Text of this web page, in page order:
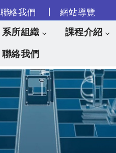
聯絡我們 | 網站導覽
跳到主要內容
系所組織 課程介紹
聯絡我們